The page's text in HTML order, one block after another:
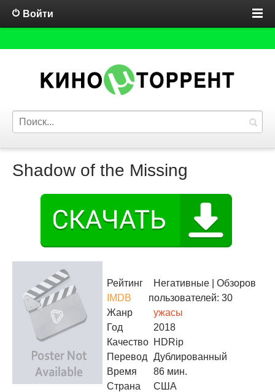
Войти
Shadow of the Missing
Рейтинг
IMDB
Негативные | Обзоров
пользователей: 30
Жанр
ужасы
Год
2018
Качество HDRip
Перевод
Дублированный
Время
86 мин.
Страна
США